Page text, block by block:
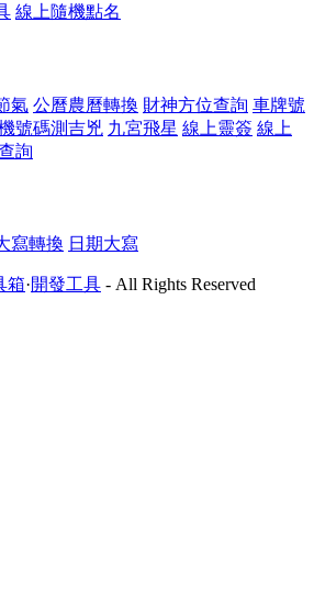
線上隨機點名
氣 公曆農曆轉換 財神方位查詢 車牌號
號碼測吉兇 九宮飛星 線上靈簽 線上
詢
寫轉換 日期大寫
箱·開發工具 - All Rights Reserved